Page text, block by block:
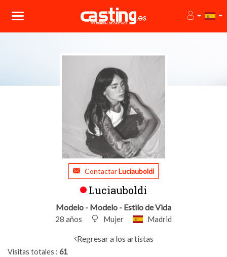
ContactarLuciauboldi
Luciauboldi
Modelo - Modelo - Estilo de Vida
28 años Mujer Madrid
Regresar a los artistas
Visitas totales 61